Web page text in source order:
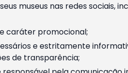
museus nas redes sociais,
caráter promocional;
e estritamente
de transparência;